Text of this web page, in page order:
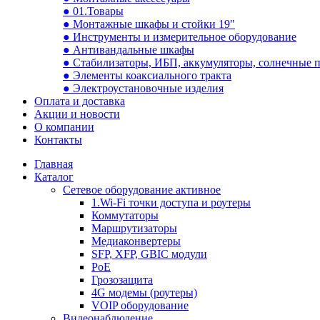
● 01.Товары
● Монтажные шкафы и стойки 19"
● Инструменты и измерительное оборудование
● Антивандальные шкафы
● Стабилизаторы, ИБП, аккумуляторы, солнечные
● Элементы коаксиального тракта
● Электроустановочные изделия
Оплата и доставка
Акции и новости
О компании
Контакты
Главная
Каталог
Сетевое оборудование активное
1.Wi-Fi точки доступа и роутеры
Коммутаторы
Маршрутизаторы
Медиаконвертеры
SFP, XFP, GBIC модули
PoE
Грозозащита
4G модемы (роутеры)
VOIP оборудование